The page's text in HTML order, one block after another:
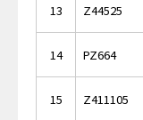
13 Z44525
14 PZ664
15 Z411105